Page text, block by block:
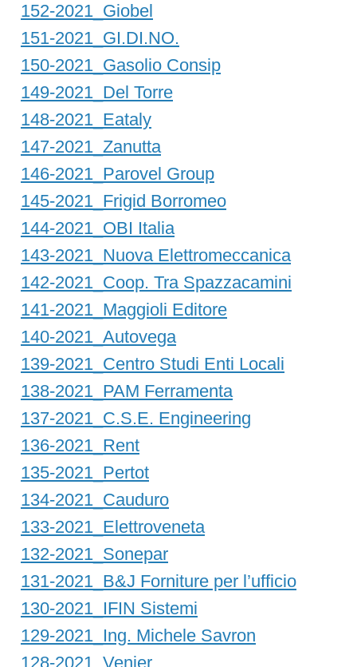
152-2021_Giobel
151-2021_GI.DI.NO.
150-2021_Gasolio Consip
149-2021_Del Torre
148-2021_Eataly
147-2021_Zanutta
146-2021_Parovel Group
145-2021_Frigid Borromeo
144-2021_OBI Italia
143-2021_Nuova Elettromeccanica
142-2021_Coop. Tra Spazzacamini
141-2021_Maggioli Editore
140-2021_Autovega
139-2021_Centro Studi Enti Locali
138-2021_PAM Ferramenta
137-2021_C.S.E. Engineering
136-2021_Rent
135-2021_Pertot
134-2021_Cauduro
133-2021_Elettroveneta
132-2021_Sonepar
131-2021_B&J Forniture per l’ufficio
130-2021_IFIN Sistemi
129-2021_Ing. Michele Savron
128-2021_Venier